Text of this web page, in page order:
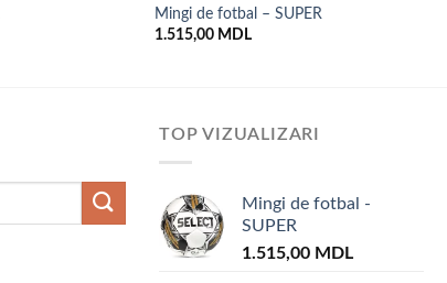
Mingi de fotbal – SUPER
1.515,00 MDL
TOP VIZUALIZARI
Mingi de fotbal -
SUPER
1.515,00 MDL